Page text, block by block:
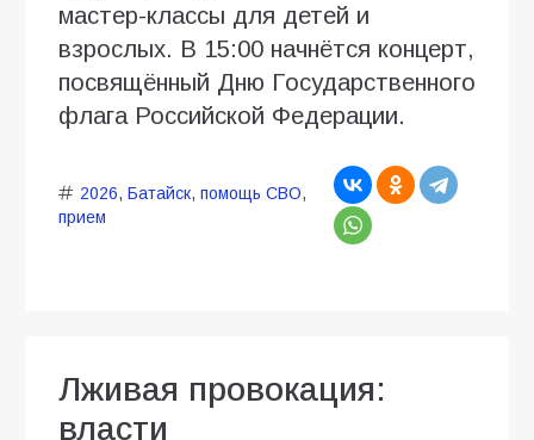
мастер-классы для детей и
взрослых. В 15:00 начнётся концерт,
посвящённый Дню Государственного
флага Российской Федерации.
2026, Батайск, помощь СВО,
прием
Лживая провокация:
власти